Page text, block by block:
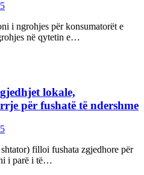
i ngrohjes për konsumatorët e
në qytetin e…
lokale,
për fushatë të ndershme
filloi fushata zgjedhore për
i parë i të…